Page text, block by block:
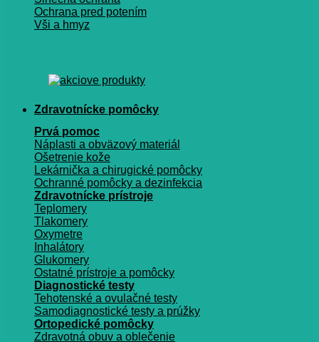
Ochrana pred potením
Vši a hmyz
Zdravotnícke pomôcky
Prvá pomoc
Náplasti a obväzový materiál
Ošetrenie kože
Lekárnička a chirugické pomôcky
Ochranné pomôcky a dezinfekcia
Zdravotnícke prístroje
Teplomery
Tlakomery
Oxymetre
Inhalátory
Glukomery
Ostatné prístroje a pomôcky
Diagnostické testy
Tehotenské a ovulačné testy
Samodiagnostické testy a prúžky
Ortopedické pomôcky
Zdravotná obuv a oblečenie